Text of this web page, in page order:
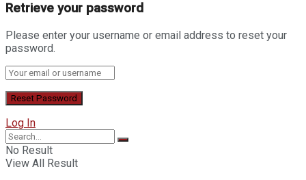
Retrieve your password
Please enter your username or email address to reset your
password.
Log In
No Result
View All Result